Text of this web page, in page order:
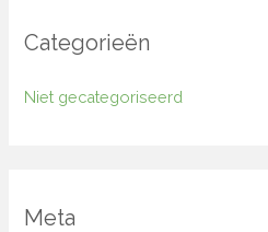
Categorieën
Niet gecategoriseerd
Meta